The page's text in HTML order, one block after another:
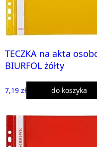
TECZKA na akta
BIURFOL żółty
7,19 zł do koszyka